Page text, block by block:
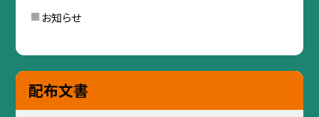
お知らせ
配布文書